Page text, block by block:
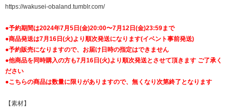
https://wakusei-obaland.tumblr.com/
●予約期間は2024年7月5日(金)20:00〜7月12日(金)23:59まで
●商品発送は7月16日(火)より順次発送になります(イベント事前発送)
●予約販売になりますので、お届け日時の指定はできません
●他商品を同時購入の方も7月16日(火)より順次発送とさせて頂きます ご了承く
ださい
●こちらの商品は数量に限りがありますので、無くなり次第終了となります
【素材】